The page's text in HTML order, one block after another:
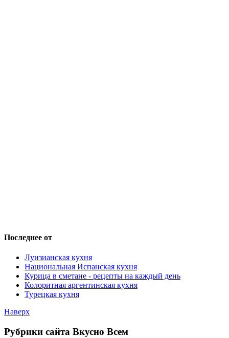
Последнее от
Луизианская кухня
Национальная Испанская кухня
Курица в сметане - рецепты на каждый день
Колоритная аргентинская кухня
Турецкая кухня
Наверх
Рубрики сайта Вкусно Всем